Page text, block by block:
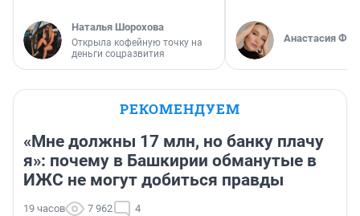
Наталья Шорохова
Открыла кофейную точку на
деньги соцразвития
Анастасия
РЕКОМЕНДУЕМ
«Мне должны 17 млн, но банку плачу
я»: почему в Башкирии обманутые в
ИЖС не могут добиться правды
19 часов 7 962 4